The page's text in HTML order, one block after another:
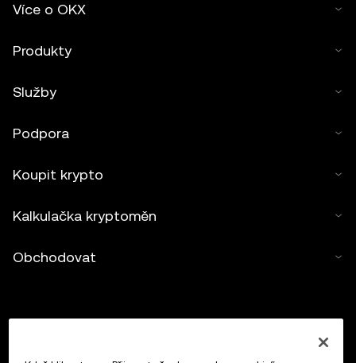
Více o OKX
Produkty
Služby
Podpora
Koupit krypto
Kalkulačka kryptoměn
Obchodovat